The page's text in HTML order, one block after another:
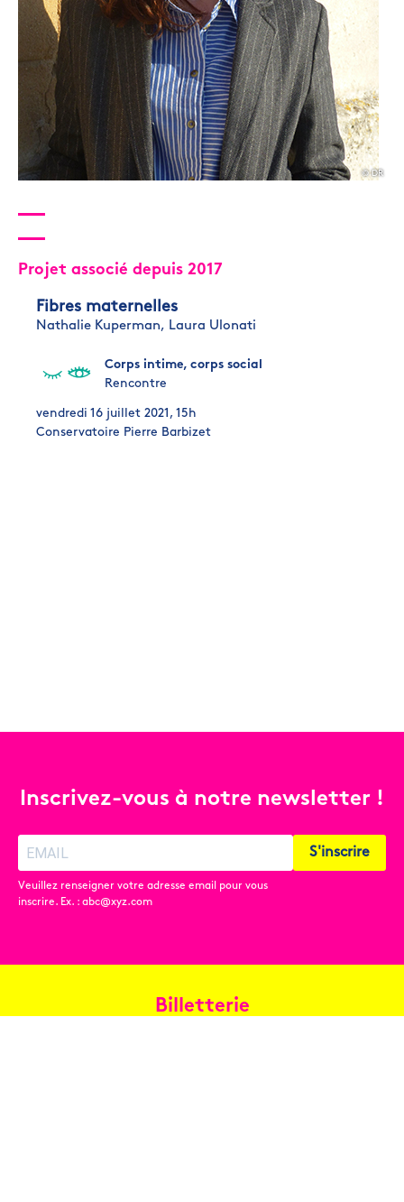
© DR
Projet associé depuis 2017
Fibres maternelles
Nathalie Kuperman, Laura Ulonati
Corps intime, corps social
Rencontre
vendredi 16 juillet 2021, 15h
Conservatoire Pierre Barbizet
Inscrivez-vous à notre newsletter !
Veuillez renseigner votre adresse email pour vous
inscrire. Ex. : abc@xyz.com
S'inscrire
Billetterie